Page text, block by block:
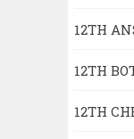
12TH
12TH
12TH